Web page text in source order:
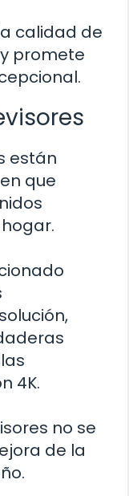
calidad de
promete
están
que
4K.
no se
de la